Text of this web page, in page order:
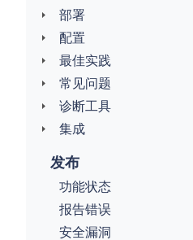
部署
配置
最佳实践
常见问题
诊断工具
集成
发布
功能状态
报告错误
安全漏洞